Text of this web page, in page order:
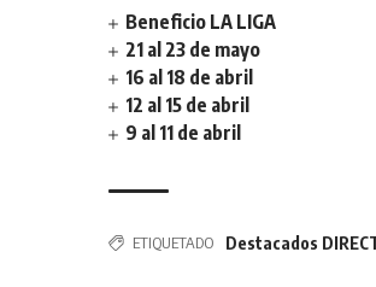
Beneficio LA LIGA
21 al 23 de mayo
16 al 18 de abril
12 al 15 de abril
9 al 11 de abril
ETIQUETADO Destacados